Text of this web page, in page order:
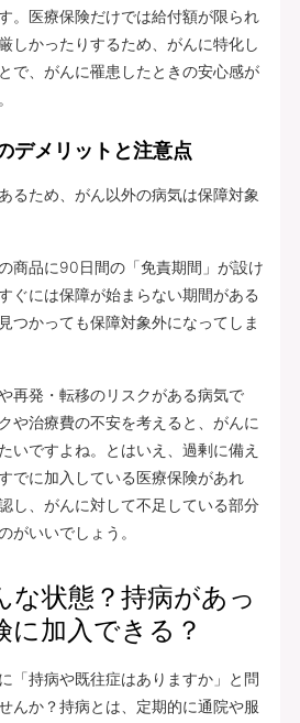
。医療保険だけでは給付額が限られ
しかったりするため、がんに特化し
で、がんに罹患したときの安心感が
デメリットと注意点
るため、がん以外の病気は保障対象
商品に90日間の「免責期間」が設け
ぐには保障が始まらない期間がある
つかっても保障対象外になってしま
再発・転移のリスクがある病気で
や治療費の不安を考えると、がんに
いですよね。とはいえ、過剰に備え
でに加入している医療保険があれ
し、がんに対して不足している部分
がいいでしょう。
な状態？持病があっ
に加入できる？
「持病や既往症はありますか」と問
んか？持病とは、定期的に通院や服